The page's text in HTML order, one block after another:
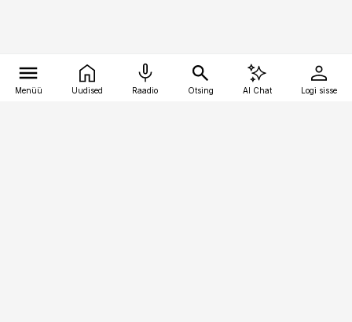
Menüü Uudised Raadio Otsing AI Chat Logi sisse